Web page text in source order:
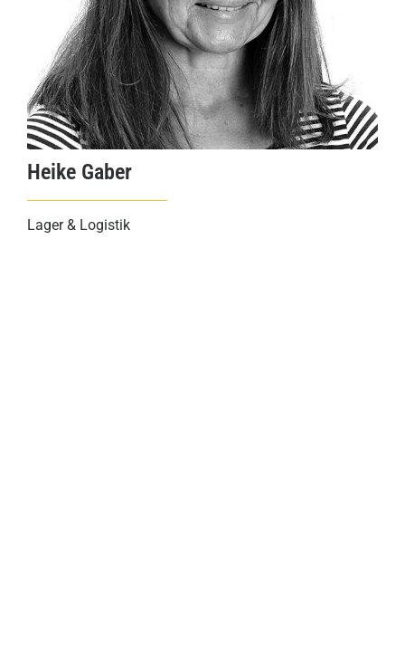
Heike Gaber
Lager & Logistik